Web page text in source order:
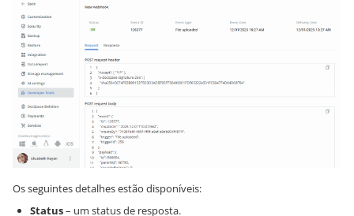
Os seguintes detalhes estão disponíveis:
Status– um status de resposta.